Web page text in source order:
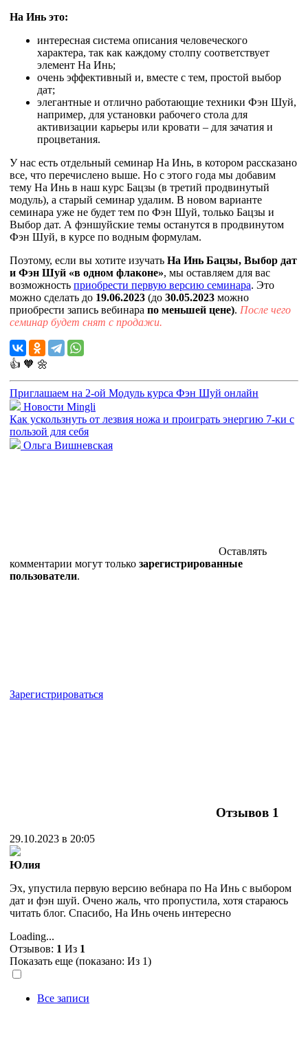
На Инь это:
интересная система описания человеческого
характера, так как каждому столпу соответствует
элемент На Инь;
очень эффективный и, вместе с тем, простой выбор
дат;
элегантные и отлично работающие техники Фэн Шуй,
например, для установки рабочего стола для
активизации карьеры или кровати – для зачатия и
процветания.
У нас есть отдельный семинар На Инь, в котором рассказано
все, что перечислено выше. Но с этого года мы добавим
тему На Инь в наш курс Бацзы (в третий продвинутый
модуль), а старый семинар удалим. В новом варианте
семинара уже не будет тем по Фэн Шуй, только Бацзы и
Выбор дат. А фэншуйские темы останутся в продвинутом
Фэн Шуй, в курсе по водным формулам.
Поэтому, если вы хотите изучать На Инь Бацзы, Выбор дат
и Фэн Шуй «в одном флаконе», мы оставляем для вас
возможность приобрести первую версию семинара. Это
можно сделать до 19.06.2023 (до 30.05.2023 можно
приобрести запись вебинара по меньшей цене). После чего
семинар будет снят с продажи.
👍 🧡 🌼
Приглашаем на 2-ой Модуль курса Фэн Шуй онлайн
Новости Mingli
Как ускользнуть от лезвия ножа и проиграть энергию 7-ки с
пользой для себя
Ольга Вишневская
Оставлять
комментарии могут только зарегистрированные
пользователи.
Зарегистрироваться
Отзывов 1
29.10.2023 в 20:05
Юлия
Эх, упустила первую версию вебнара по На Инь с выбором
дат и фэн шуй. Очено жаль, что пропустила, хотя стараюсь
читать блог. Спасибо, На Инь очень интересно
Loading...
Отзывов: 1 Из 1
Показать еще (показано: Из 1)
Все записи